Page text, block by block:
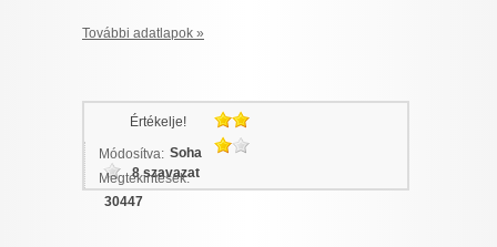
További adatlapok »
Értékelje!
8 szavazat
Módosítva: Soha
Megtekintések:
30447